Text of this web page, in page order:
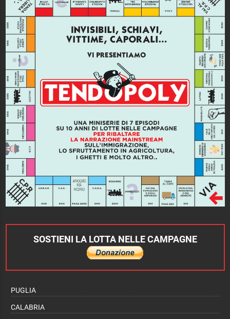
SOSTIENI LA LOTTA NELLE CAMPAGNE
PUGLIA
CALABRIA